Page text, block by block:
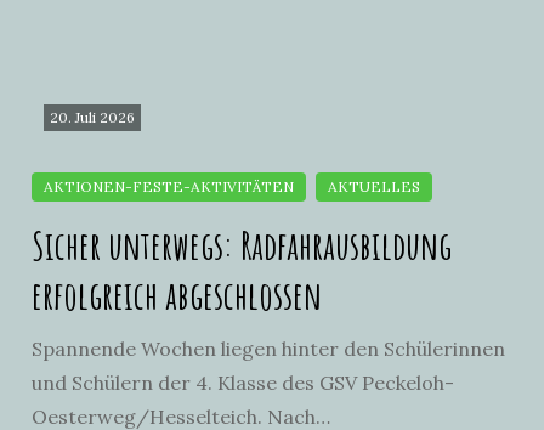
20. Juli 2026
Sicher unterwegs: Radfahrausbildung
erfolgreich abgeschlossen
Spannende Wochen liegen hinter den Schülerinnen
und Schülern der 4. Klasse des GSV Peckeloh-
Oesterweg/Hesselteich. Nach…